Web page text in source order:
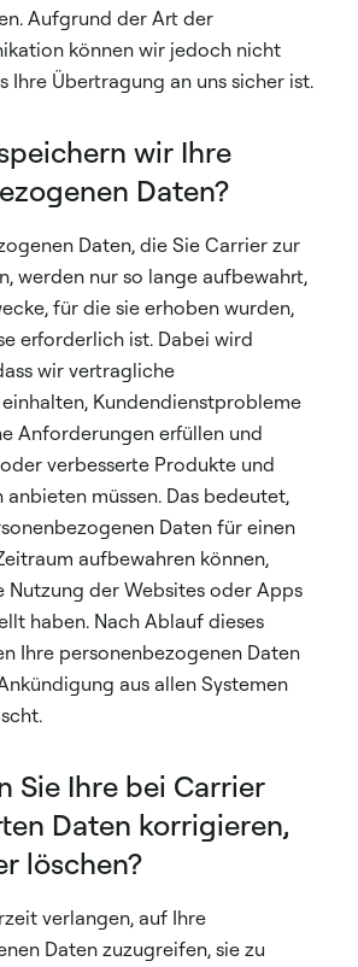
Aufgrund der Art der
können wir jedoch nicht
Ihre Übertragung an uns sicher ist.
wir Ihre
Daten?
Daten, die Sie Carrier zur
werden nur so lange aufbewahrt,
für die sie erhoben wurden,
erforderlich ist. Dabei wird
wir vertragliche
Kundendienstprobleme
Anforderungen erfüllen und
verbesserte Produkte und
anbieten müssen. Das bedeutet,
Daten für einen
aufbewahren können,
Nutzung der Websites oder Apps
haben. Nach Ablauf dieses
Ihre personenbezogenen Daten
aus allen Systemen
Sie Ihre bei Carrier
Daten korrigieren,
löschen?
verlangen, auf Ihre
Daten zuzugreifen, sie zu